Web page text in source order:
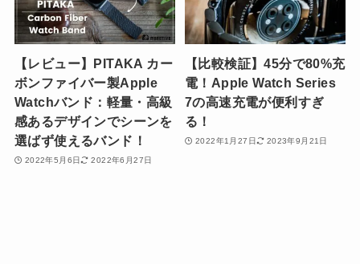
【レビュー】PITAKA カー
ボンファイバー製Apple
Watchバンド：軽量・高級
感あるデザインでシーンを
選ばず使えるバンド！
2022年5月6日 2022年6月27日
【比較検証】45分で80%充
電！Apple Watch Series
7の高速充電が便利すぎ
る！
2022年1月27日 2023年9月21日